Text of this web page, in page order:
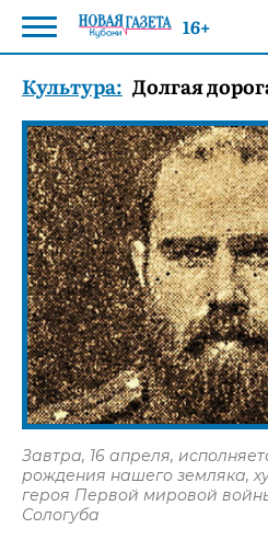
Культура: Долгая
Завтра, 16 апреля,
рождения нашего земляка,
героя Первой мировой
Сологуба
16+